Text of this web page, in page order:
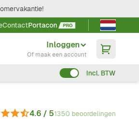
ContactPortacon
Taal kiezen
Inloggen
Of maak een account
Incl. BTW
4.6 / 51350 beoordelingen